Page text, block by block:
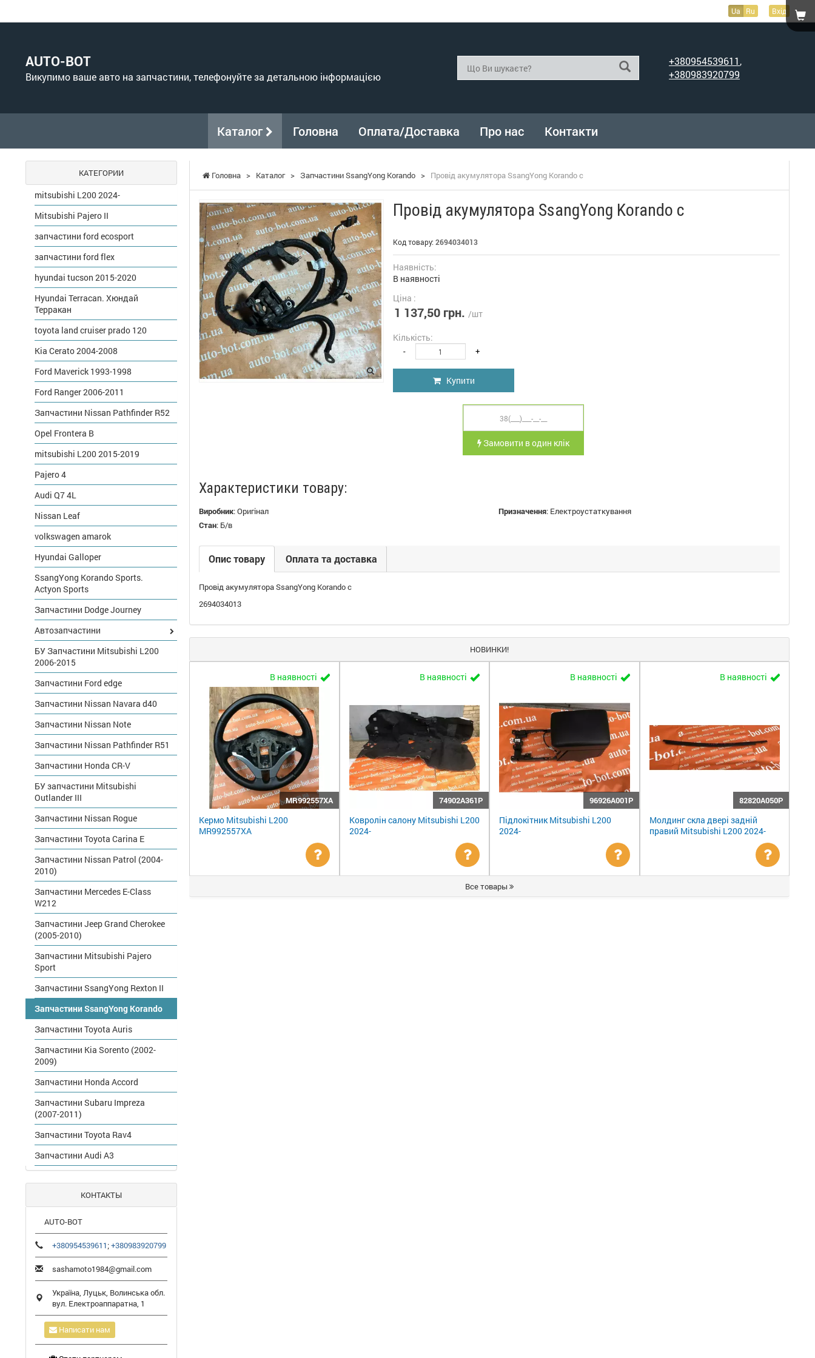
Ua Ru Вхід
AUTO-BOT
Викупимо ваше авто на запчастини, телефонуйте за детальною інформацією
+380954539611,
+380983920799
Каталог Головна Оплата/Доставка Про нас Контакти
Головна > Каталог > Запчастини SsangYong Korando > Провід акумулятора SsangYong Korando c
Провід акумулятора SsangYong Korando c
Код товару: 2694034013
Наявність:
В наявності
Ціна :
1 137,50 грн. /шт
Кількість:
- +
Купити
Замовити в один клік
Характеристики товару:
Виробник:Оригінал Призначення: Електроустаткування
Стан: Б/в
Опис товару Оплата та доставка
Провід акумулятора SsangYong Korando c
2694034013
НОВИНКИ!
В наявності
MR992557XA
Кермо Mitsubishi L200
MR992557XA
Уточнити
ціну
В наявності
74902A361P
Ковролін салону Mitsubishi L200
2024-
Уточнити
ціну
В наявності
96926A001P
Підлокітник Mitsubishi L200
2024-
Уточнити
ціну
В наявності
82820A050P
Молдинг скла двері задній
правий Mitsubishi L200 2024-
ціну
Все товары
КАТЕГОРИИ
mitsubishi L200 2024-
Mitsubishi Pajero II
запчастини ford ecosport
запчастини ford flex
hyundai tucson 2015-2020
Hyundai Terracan. Хюндай
Терракан
toyota land cruiser prado 120
Kia Cerato 2004-2008
Ford Maverick 1993-1998
Ford Ranger 2006-2011
Запчастини Nissan Pathfinder R52
Opel Frontera B
mitsubishi L200 2015-2019
Pajero 4
Audi Q7 4L
Nissan Leaf
volkswagen amarok
Hyundai Galloper
SsangYong Korando Sports.
Actyon Sports
Запчастини Dodge Journey
Автозапчастини
БУ Запчастини Mitsubishi L200
2006-2015
Запчастини Ford edge
Запчастини Nissan Navara d40
Запчастини Nissan Note
Запчастини Nissan Pathfinder R51
Запчастини Honda CR-V
БУ запчастини Mitsubishi
Outlander III
Запчастини Nissan Rogue
Запчастини Toyota Carina E
Запчастини Nissan Patrol (2004-
2010)
Запчастини Mercedes E-Class
W212
Запчастини Jeep Grand Cherokee
(2005-2010)
Запчастини Mitsubishi Pajero
Sport
Запчастини SsangYong Rexton II
Запчастини SsangYong Korando
Запчастини Toyota Auris
Запчастини Kia Sorento (2002-
2009)
Запчастини Honda Accord
Запчастини Subaru Impreza
(2007-2011)
Запчастини Toyota Rav4
Запчастини Audi A3
КОНТАКТЫ
AUTO-BOT
+380954539611;+380983920799
sashamoto1984@gmail.com
Україна, Луцьк, Волинська обл.
вул. Електроаппаратна, 1
Написати нам